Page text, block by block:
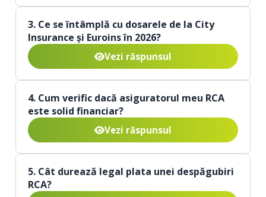
3. Ce se întâmplă cu dosarele de la City
Insurance și Euroins în 2026?
Vezi răspunsul
4. Cum verific dacă asiguratorul meu RCA
este solid financiar?
Vezi răspunsul
5. Cât durează legal plata unei despăgubiri
RCA?